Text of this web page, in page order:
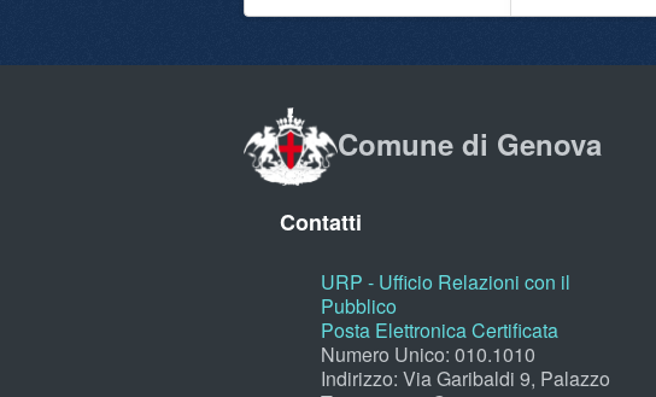
Comune di Genova
Contatti
URP - Ufficio Relazioni con il
Pubblico
Posta Elettronica Certificata
Numero Unico: 010.1010
Indirizzo: Via Garibaldi 9, Palazzo